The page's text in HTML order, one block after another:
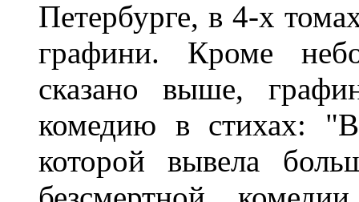
Петербурге, в 4-х
графини. Кроме
сказано выше,
комедию в стихах:
которой вывела